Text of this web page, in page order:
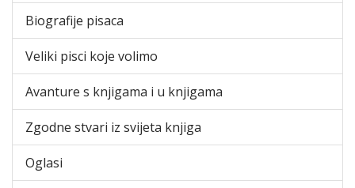
Biografije pisaca
Veliki pisci koje volimo
Avanture s knjigama i u knjigama
Zgodne stvari iz svijeta knjiga
Oglasi